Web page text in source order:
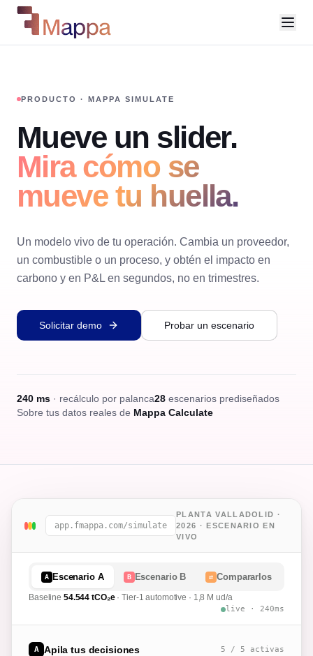
PRODUCTO · MAPPA SIMULATE
Mueve un slider.
Mira cómo se
mueve tu huella.
Un modelo vivo de tu operación. Cambia un proveedor,
un combustible o un proceso, y obtén el impacto en
carbono y en P&L en segundos, no en trimestres.
Solicitar demo Probar un escenario
240 ms · recálculo por palanca28 escenarios prediseñados
Sobre tus datos reales de Mappa Calculate
app.fmappa.com/simulate
PLANTA VALLADOLID ·
2026 · ESCENARIO EN
VIVO
A Escenario A B Escenario B ⇄ Compararlos
Baseline 54.544 tCO₂e· Tier-1 automotive · 1,8 M ud/a
live · 240ms
A Apila tus decisiones 5 / 5 activas